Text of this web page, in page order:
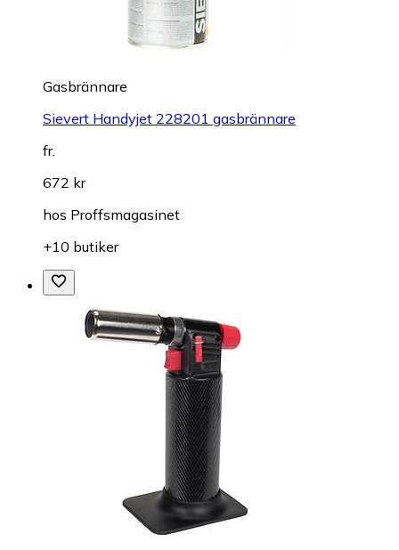
Gasbrännare
Sievert Handyjet 228201 gasbrännare
fr.
672 kr
hos Proffsmagasinet
+10 butiker